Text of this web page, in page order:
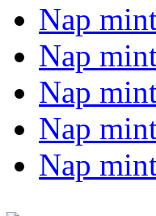
Nap
Nap
Nap
Nap
Nap